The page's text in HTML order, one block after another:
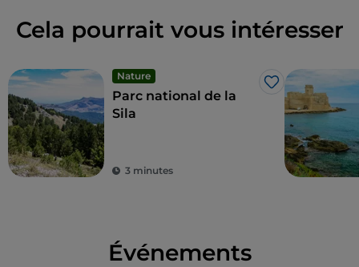
Cela pourrait vous intéresser
Nature
J’aime
Parc national de la
Sila
3 minutes
Événements